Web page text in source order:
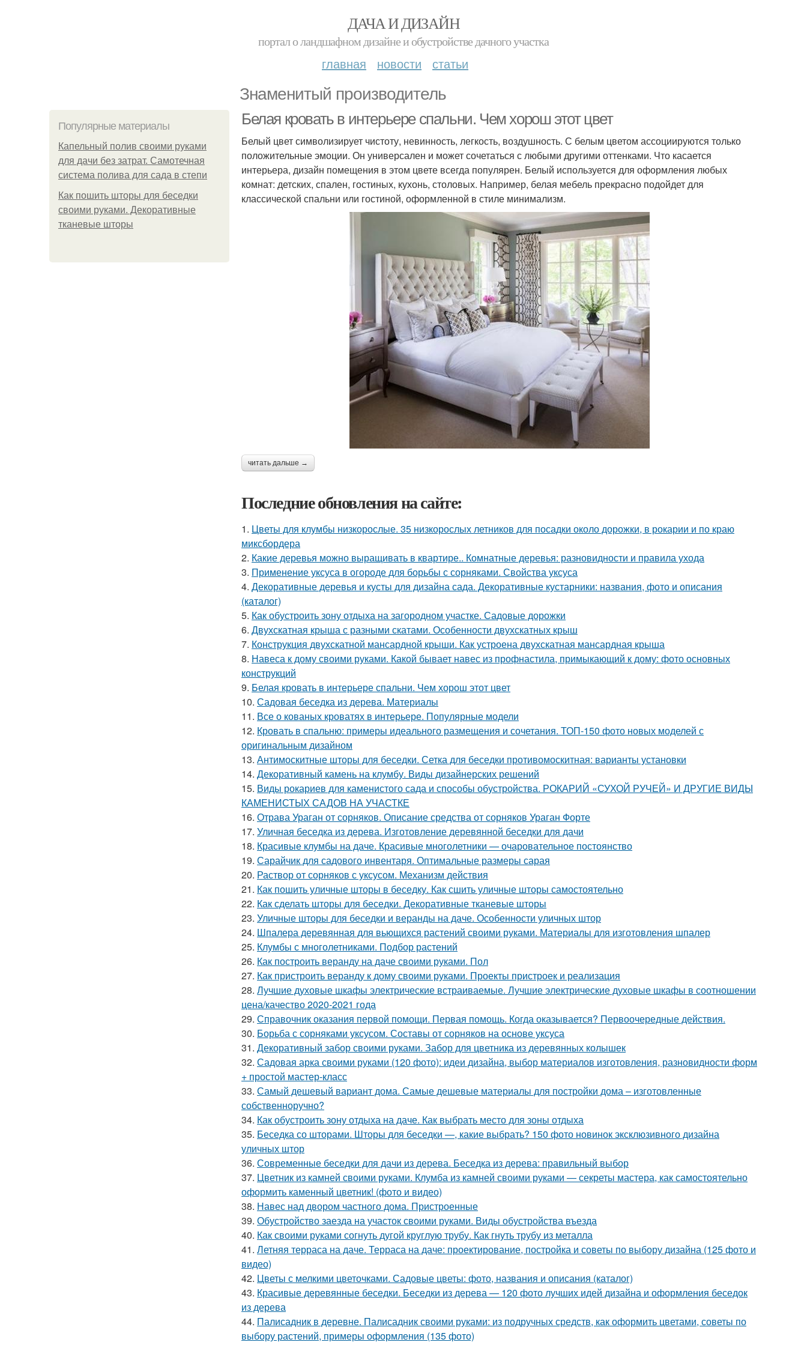
ДАЧА И ДИЗАЙН
портал о ландшафном дизайне и обустройстве дачного участка
главная новости статьи
Знаменитый производитель
Популярные материалы
Капельный полив своими руками
для дачи без затрат. Самотечная
система полива для сада в степи
Как пошить шторы для беседки
своими руками. Декоративные
тканевые шторы
Белая кровать в интерьере спальни. Чем хорош этот цвет
Белый цвет символизирует чистоту, невинность, легкость, воздушность. С белым цветом ассоциируются только
положительные эмоции. Он универсален и может сочетаться с любыми другими оттенками. Что касается
интерьера, дизайн помещения в этом цвете всегда популярен. Белый используется для оформления любых
комнат: детских, спален, гостиных, кухонь, столовых. Например, белая мебель прекрасно подойдет для
классической спальни или гостиной, оформленной в стиле минимализм.
читать дальше →
Последние обновления на сайте:
1. Цветы для клумбы низкорослые. 35 низкорослых летников для посадки около дорожки, в рокарии и по краю
миксбордера
2. Какие деревья можно выращивать в квартире.. Комнатные деревья: разновидности и правила ухода
3. Применение уксуса в огороде для борьбы с сорняками. Свойства уксуса
4. Декоративные деревья и кусты для дизайна сада. Декоративные кустарники: названия, фото и описания
(каталог)
5. Как обустроить зону отдыха на загородном участке. Садовые дорожки
6. Двухскатная крыша с разными скатами. Особенности двухскатных крыш
7. Конструкция двухскатной мансардной крыши. Как устроена двухскатная мансардная крыша
8. Навеса к дому своими руками. Какой бывает навес из профнастила, примыкающий к дому: фото основных
конструкций
9. Белая кровать в интерьере спальни. Чем хорош этот цвет
10. Садовая беседка из дерева. Материалы
11. Все о кованых кроватях в интерьере. Популярные модели
12. Кровать в спальню: примеры идеального размещения и сочетания. ТОП-150 фото новых моделей с
оригинальным дизайном
13. Антимоскитные шторы для беседки. Сетка для беседки противомоскитная: варианты установки
14. Декоративный камень на клумбу. Виды дизайнерских решений
15. Виды рокариев для каменистого сада и способы обустройства. РОКАРИЙ «СУХОЙ РУЧЕЙ» И ДРУГИЕ ВИДЫ
КАМЕНИСТЫХ САДОВ НА УЧАСТКЕ
16. Отрава Ураган от сорняков. Описание средства от сорняков Ураган Форте
17. Уличная беседка из дерева. Изготовление деревянной беседки для дачи
18. Красивые клумбы на даче. Красивые многолетники — очаровательное постоянство
19. Сарайчик для садового инвентаря. Оптимальные размеры сарая
20. Раствор от сорняков с уксусом. Механизм действия
21. Как пошить уличные шторы в беседку. Как сшить уличные шторы самостоятельно
22. Как сделать шторы для беседки. Декоративные тканевые шторы
23. Уличные шторы для беседки и веранды на даче. Особенности уличных штор
24. Шпалера деревянная для вьющихся растений своими руками. Материалы для изготовления шпалер
25. Клумбы с многолетниками. Подбор растений
26. Как построить веранду на даче своими руками. Пол
27. Как пристроить веранду к дому своими руками. Проекты пристроек и реализация
28. Лучшие духовые шкафы электрические встраиваемые. Лучшие электрические духовые шкафы в соотношении
цена/качество 2020-2021 года
29. Справочник оказания первой помощи. Первая помощь. Когда оказывается? Первоочередные действия.
30. Борьба с сорняками уксусом. Составы от сорняков на основе уксуса
31. Декоративный забор своими руками. Забор для цветника из деревянных колышек
32. Садовая арка своими руками (120 фото): идеи дизайна, выбор материалов изготовления, разновидности форм
+ простой мастер-класс
33. Самый дешевый вариант дома. Самые дешевые материалы для постройки дома – изготовленные
собственноручно?
34. Как обустроить зону отдыха на даче. Как выбрать место для зоны отдыха
35. Беседка со шторами. Шторы для беседки —, какие выбрать? 150 фото новинок эксклюзивного дизайна
уличных штор
36. Современные беседки для дачи из дерева. Беседка из дерева: правильный выбор
37. Цветник из камней своими руками. Клумба из камней своими руками — секреты мастера, как самостоятельно
оформить каменный цветник! (фото и видео)
38. Навес над двором частного дома. Пристроенные
39. Обустройство заезда на участок своими руками. Виды обустройства въезда
40. Как своими руками согнуть дугой круглую трубу. Как гнуть трубу из металла
41. Летняя терраса на даче. Терраса на даче: проектирование, постройка и советы по выбору дизайна (125 фото и
видео)
42. Цветы с мелкими цветочками. Садовые цветы: фото, названия и описания (каталог)
43. Красивые деревянные беседки. Беседки из дерева — 120 фото лучших идей дизайна и оформления беседок
из дерева
44. Палисадник в деревне. Палисадник своими руками: из подручных средств, как оформить цветами, советы по
выбору растений, примеры оформления (135 фото)